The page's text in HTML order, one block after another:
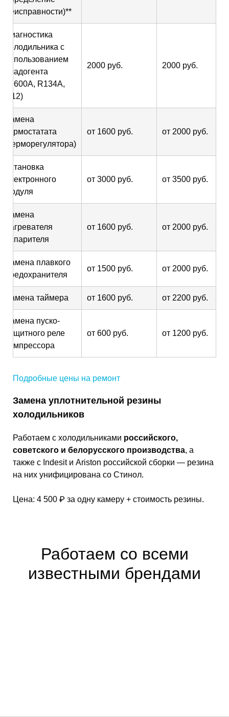
неисправности)**
Диагностика
холодильника с
использованием
хладогента
(R600A, R134A,
R12)
2000 руб. 2000 руб.
Замена
термостатата
(терморегулятора)
от 1600 руб. от 2000 руб.
Установка
электронного
модуля
от 3000 руб. от 3500 руб.
Замена
нагревателя
испарителя
от 1600 руб. от 2000 руб.
Замена плавкого
предохранителя
от 1500 руб. от 2000 руб.
Замена таймера от 1600 руб. от 2200 руб.
Замена пуско-
защитного реле
компрессора
от 600 руб. от 1200 руб.
Подробные цены на ремонт
Замена уплотнительной резины
холодильников
Работаем с холодильниками российского,
советского и белорусского производства, а
также с Indesit и Ariston российской сборки — резина
на них унифицирована со Стинол.
Цена: 4 500 ₽ за одну камеру + стоимость резины.
Работаем со всеми
известными брендами